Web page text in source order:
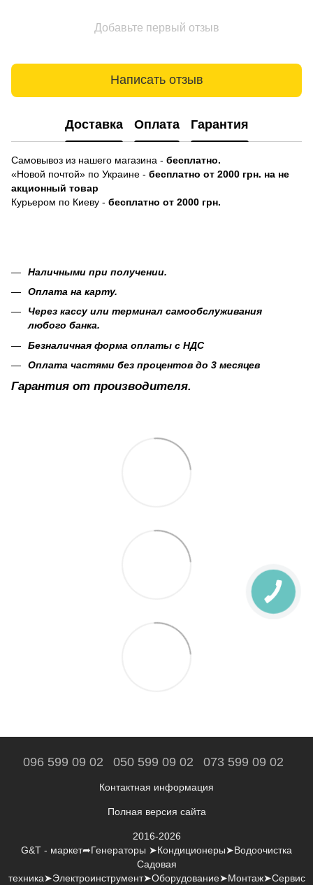
Добавьте первый отзыв
Написать отзыв
Доставка Оплата Гарантия
Самовывоз из нашего магазина - бесплатно.
«Новой почтой» по Украине - бесплатно от 2000 грн. на не
акционный товар
Курьером по Киеву - бесплатно от 2000 грн.
Наличными при получении.
Оплата на карту.
Через кассу или терминал самообслуживания
любого банка.
Безналичная форма оплаты с НДС
Оплата частями без процентов до 3 месяцев
Гарантия от производителя.
096 599 09 02 050 599 09 02 073 599 09 02
Контактная информация
Полная версия сайта
2016-2026
G&T - маркет➦Генераторы ➤Кондиционеры➤Водоочистка
Садовая
техника➤Электроинструмент➤Оборудование➤Монтаж➤Сервис